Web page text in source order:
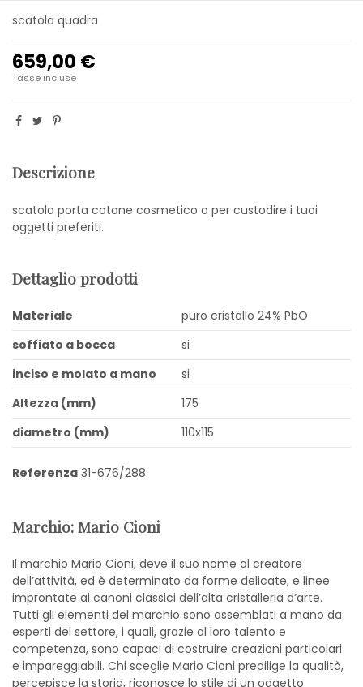
scatola quadra
659,00 €
Tasse incluse
Descrizione
scatola porta cotone cosmetico o per custodire i tuoi
oggetti preferiti.
Dettaglio prodotti
Materiale
puro cristallo 24% PbO
soffiato a bocca
si
inciso e molato a mano
si
Altezza (mm)
175
diametro (mm)
110x115
Referenza 31-676/288
Marchio: Mario Cioni
Il marchio Mario Cioni, deve il suo nome al creatore
dell’attività, ed è determinato da forme delicate, e linee
improntate ai canoni classici dell’alta cristalleria d’arte.
Tutti gli elementi del marchio sono assemblati a mano da
esperti del settore, i quali, grazie al loro talento e
competenza, sono capaci di costruire creazioni particolari
e impareggiabili. Chi sceglie Mario Cioni predilige la qualità,
percepisce la storia, riconosce lo stile di un oggetto